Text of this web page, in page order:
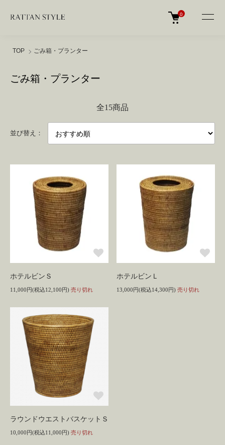
0
TOP ごみ箱・プランター
ごみ箱・プランター
全15商品
並び替え：
ホテルビンＳ
11,000円(税込12,100円) 売り切れ
ホテルビンＬ
13,000円(税込14,300円) 売り切れ
ラウンドウエストバスケットＳ
10,000円(税込11,000円) 売り切れ